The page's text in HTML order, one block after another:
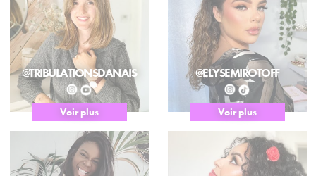
@TRIBULATIONSDANAIS
Voir plus
@ELYSEMIROTOFF
Voir plus